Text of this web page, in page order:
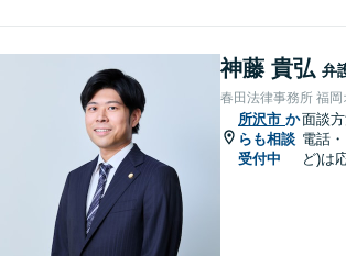
神藤 貴弘 弁
春田法律事務所 福岡
所沢市 か
らも相談
受付中
面談方
電話
ど)は